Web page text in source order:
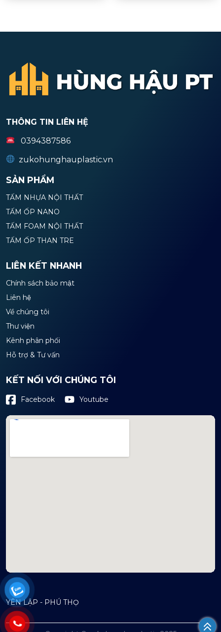
THÔNG TIN LIÊN HỆ
0394387586
zukohunghauplastic.vn
SẢN PHẨM
TẤM NHỰA NỘI THẤT
TẤM ỐP NANO
TẤM FOAM NỘI THẤT
TẤM ỐP THAN TRE
LIÊN KẾT NHANH
Chính sách bảo mật
Liên hệ
Về chúng tôi
Thư viện
Kênh phân phối
Hỗ trợ & Tư vấn
KẾT NỐI VỚI CHÚNG TÔI
Facebook Youtube
mapembeds.com
YÊN LẬP - PHÚ THỌ